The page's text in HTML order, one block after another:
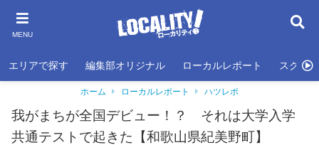
MENU
エリアで探す 編集部オリジナル ローカルレポート スクール
ホーム ローカルレポート ハツレポ
我がまちが全国デビュー！？ それは大学入学
共通テストで起きた【和歌山県紀美野町】